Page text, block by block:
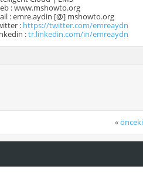
: www.mshowto.org
: emre.aydin [@] mshowto.org
: https://twitter.com/emreaydn
:tr.linkedin.com/in/emreaydn
«